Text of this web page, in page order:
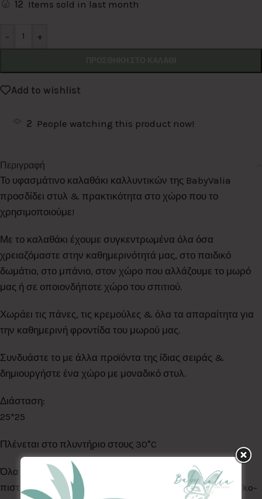
12 Items sold in last month
- +
Alternative:
Add to wishlist
2 People watching this product now!
Περιγραφή
Το υφασμάτινο καλαθάκι καλλυντικών της BabyValia
προσδίδει στυλ & πρακτικότητα στο χώρο που το
χρησιμοποιούμε!
Με το καλαθάκι έχουμε συγκεντρωμένα όλα όσα
χρειαζόμαστε στην καθημερινότητά μας, στο παιδικό
δωμάτιο, στο μπάνιο, στον χώρο που αλλάζουμε το μωρό
μας ή σε οποιονδήποτε χώρο του σπιτιού.
Χωράει τις πάνες, τις κρεμούλες & όλα τα απαραίτητα για
την καθημερινή φροντίδα του μωρού μας.
Συνδυάστε το με άλλα προϊόντα της ίδιας σειράς &
δημιουργήστε ένα χώρο με μοναδικό στυλ.
Διάσταση:
25*25
Πλένεται στο πλυντήριο στους 30°C
Όλα τα Υφάσματα της συλλογής μας είναι ελεγμένα &
πιστοποιημένα για βλαβερές ουσίες σύμφωνα με το Oeko-